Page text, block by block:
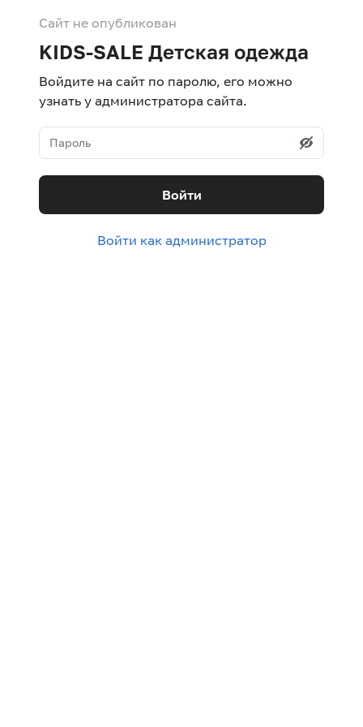
Сайт не опубликован
KIDS-SALE Детская одежда
Войдите на сайт по паролю, его можно
узнать у администратора сайта.
Войти
Войти как администратор